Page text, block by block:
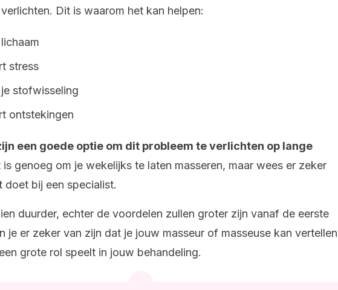
Dit is waarom het kan helpen:
stress
stofwisseling
ontstekingen
een goede optie om dit probleem te verlichten op lange
is genoeg om je wekelijks te laten masseren, maar wees er zeker
doet bij een specialist.
duurder, echter de voordelen zullen groter zijn vanaf de eerste
je er zeker van zijn dat je jouw masseur of masseuse kan vertellen
grote rol speelt in jouw behandeling.